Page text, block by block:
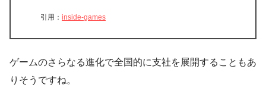
引用： inside-games
ゲームのさらなる進化で全国的に支社を展開することもあ
りそうですね。